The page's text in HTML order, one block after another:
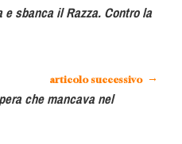
sbanca il Razza. Contro la
articolo successivo →
che mancava nel